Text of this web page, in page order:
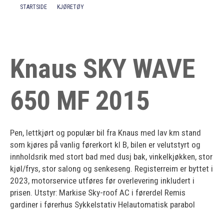
STARTSIDE KJØRETØY
Knaus SKY WAVE
650 MF 2015
Pen, lettkjørt og populær bil fra Knaus med lav km stand
som kjøres på vanlig førerkort kl B, bilen er velutstyrt og
innholdsrik med stort bad med dusj bak, vinkelkjøkken, stor
kjøl/frys, stor salong og senkeseng. Registerreim er byttet i
2023, motorservice utføres før overlevering inkludert i
prisen. Utstyr: Markise Sky-roof AC i førerdel Remis
gardiner i førerhus Sykkelstativ Helautomatisk parabol